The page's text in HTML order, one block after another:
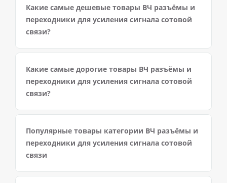
Какие самые дешевые товары ВЧ разъёмы и
переходники для усиления сигнала сотовой
связи?
Какие самые дорогие товары ВЧ разъёмы и
переходники для усиления сигнала сотовой
связи?
Популярные товары категории ВЧ разъёмы и
переходники для усиления сигнала сотовой
связи